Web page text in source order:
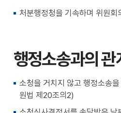
처분행정청을 기속하며 위원
행정소송과의 관
소청을 거치지 않고 행정소송
원법 제20조의2)